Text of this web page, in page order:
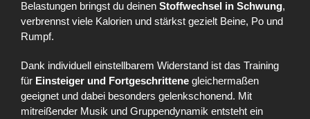
Belastungen bringst du deinen Stoffwechsel in Schwung,
verbrennst viele Kalorien und stärkst gezielt Beine, Po und
Rumpf.
Dank individuell einstellbarem Widerstand ist das Training
für Einsteiger und Fortgeschrittene gleichermaßen
geeignet und dabei besonders gelenkschonend. Mit
mitreißender Musik und Gruppendynamik entsteht ein